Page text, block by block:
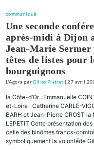
communiqué
Une seconde
après-midi à Dijon
Jean-Marie Sermer
têtes de listes pour
bourguignons
L'Agora parGilles Platret |27 avril
la Côte-d’Or : Emmanuelle
et-Loire : Catherine CARLE-
BARH et Jean-Pierre CROST la
LEPETIT Cette présentation
celle des binômes francs-
symboliquement la volonté́de